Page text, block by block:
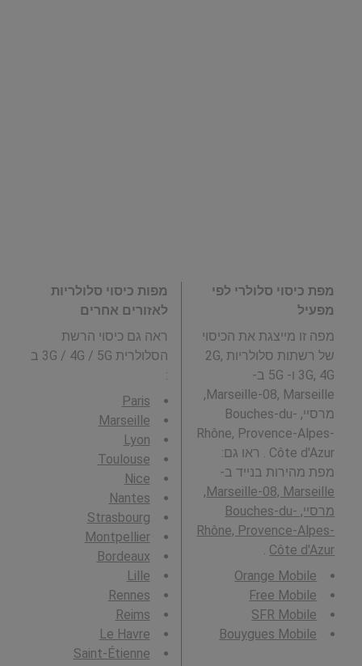
מפת כיסוי סלולרי לפי
מפעיל
מפה זו מייצגת את הכיסוי
של רשתות סלולריות 2G,
3G, 4G ו- 5G ב-
Marseille-08, Marseille,
מרסיי, Bouches-du-
Rhône, Provence-Alpes-
Côte d'Azur . ראו גם:
מפת מהירות בנייד ב-
Marseille-08, Marseille,
מרסיי, Bouches-du-
Rhône, Provence-Alpes-
Côte d'Azur
.
Orange Mobile
Free Mobile
SFR Mobile
Bouygues Mobile
מפות כיסוי סלולריות
לאזורים אחרים
ראה גם כיסוי הרשת
הסלולרית 3G / 4G / 5G ב
:
Paris
Marseille
Lyon
Toulouse
Nice
Nantes
Strasbourg
Montpellier
Bordeaux
Lille
Rennes
Reims
Le Havre
Saint-Étienne